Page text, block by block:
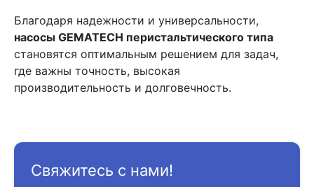
Благодаря надежности и универсальности,
насосы GEMATECH перистальтического типа
становятся оптимальным решением для задач,
где важны точность, высокая
производительность и долговечность.
Свяжитесь с нами!